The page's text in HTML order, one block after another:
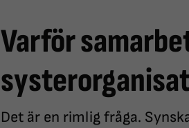
Varför
Det är en rimlig fråga.